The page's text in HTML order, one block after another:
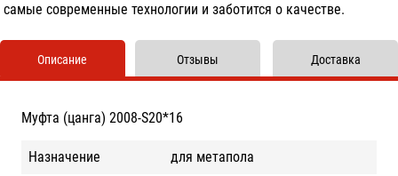
самые современные технологии и заботится о качестве.
Описание
Муфта (цанга) 2008-S20*16
Назначение
для метапола
Отзывы Доставка